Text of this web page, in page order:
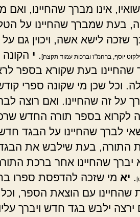
אינו מברך שהחיינו,
בעת שמברך שהחיינו על
שזכה לישא אשה, ויכוין גם
יוסף, ברהמ"ז וברכות עמוד תקצח] . י
שהחיינו בעת שקורא בספר
וכל שכן מי שקונה ספרי
על זה שהחיינו. ואם רוצה
לקרוא בספר תורה החדש
לברך שהחיינו על הבגד
התורה, בעת שילבש את
יברך שהחיינו אחר ברכת
. יא מי שזכה להדפסת ספרו
שהחיינו עם הוצאת הספר,
ילבש בגד חדש ויברך עליו